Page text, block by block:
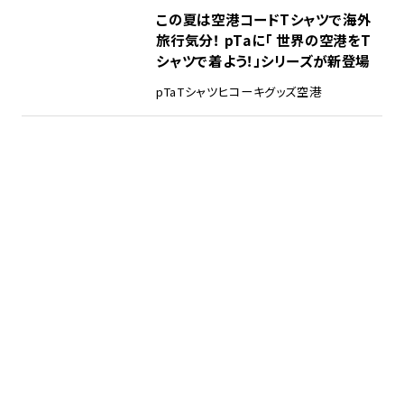
この夏は空港コードTシャツで海外
旅行気分！ pTaに「 世界の空港をT
シャツで着よう！」シリーズが新登場
pTaTシャツヒコーキグッズ空港